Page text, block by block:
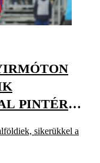
PINTÉR
sikerükkel a